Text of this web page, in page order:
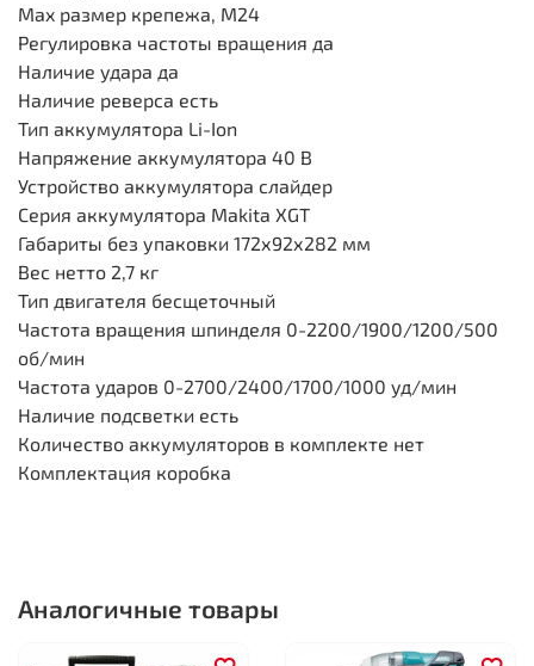
Max размер крепежа, М24
Регулировка частоты вращения да
Наличие удара да
Наличие реверса есть
Тип аккумулятора Li-Ion
Напряжение аккумулятора 40 В
Устройство аккумулятора слайдер
Серия аккумулятора Makita XGT
Габариты без упаковки 172х92х282 мм
Вес нетто 2,7 кг
Тип двигателя бесщеточный
Частота вращения шпинделя 0-2200/1900/1200/500
об/мин
Частота ударов 0-2700/2400/1700/1000 уд/мин
Наличие подсветки есть
Количество аккумуляторов в комплекте нет
Комплектация коробка
Аналогичные товары